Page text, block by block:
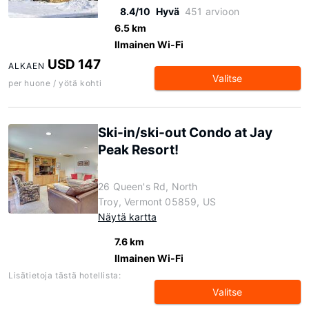
8.4/10 Hyvä 451 arvioon
6.5 km
Ilmainen Wi-Fi
ALKAEN USD 147
per huone / yötä kohti Valitse
Ski-in/ski-out Condo at Jay
Peak Resort!
26 Queen's Rd, North
Troy, Vermont 05859, US
Näytä kartta
7.6 km
Ilmainen Wi-Fi
Lisätietoja tästä hotellista:
Valitse